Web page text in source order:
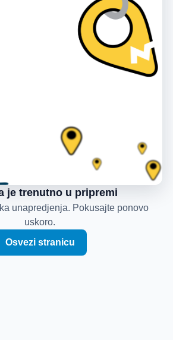
je trenutno u pripremi
unapredjenja. Pokusajte ponovo
uskoro.
Osvezi stranicu